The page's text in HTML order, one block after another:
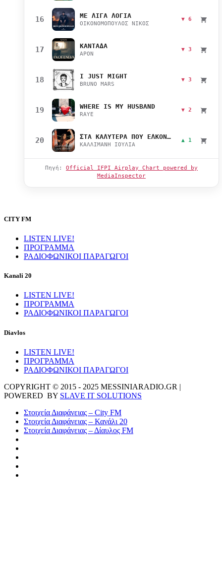
16 ΜΕ ΛΙΓΑ ΛΟΓΙΑ
ΟΙΚΟΝΟΜΟΠΟΥΛΟΣ ΝΙΚΟΣ
▼ 6
17 ΚΑΝΤΑΔΑ
APON
▼ 3
18 I JUST MIGHT
BRUNO MARS
▼ 3
19 WHERE IS MY HUSBAND
RAYE
▼ 2
20 ΣΤΑ ΚΑΛΥΤΕΡΑ ΠΟΥ ΕΛΚΟΝΤΑΙ
ΚΑΛΛΙΜΑΝΗ ΙΟΥΛΙΑ
▲ 1
Πηγή: Official IFPI Airplay Chart powered by
MediaInspector
CITY FM
LISTEN LIVE!
ΠΡΟΓΡΑΜΜΑ
ΡΑΔΙΟΦΩΝΙΚΟΙ ΠΑΡΑΓΩΓΟΙ
Kanali 20
LISTEN LIVE!
ΠΡΟΓΡΑΜΜΑ
ΡΑΔΙΟΦΩΝΙΚΟΙ ΠΑΡΑΓΩΓΟΙ
Diavlos
LISTEN LIVE!
ΠΡΟΓΡΑΜΜΑ
ΡΑΔΙΟΦΩΝΙΚΟΙ ΠΑΡΑΓΩΓΟΙ
COPYRIGHT © 2015 - 2025 MESSINIARADIO.GR |
POWERED BY SLAVE IT SOLUTIONS
Στοιχεία Διαφάνειας – City FM
Στοιχεία Διαφάνειας – Κανάλι 20
Στοιχεία Διαφάνειας – Δίαυλος FM